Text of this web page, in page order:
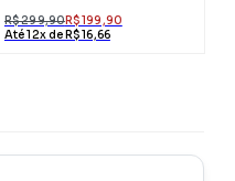
R$ 299,90R$ 199,90
Até 12x de R$ 16,66